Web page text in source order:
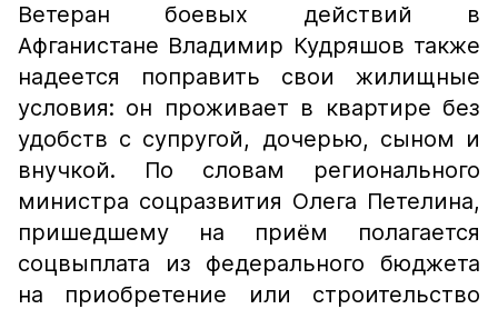
Ветеран боевых действий в
Афганистане Владимир Кудряшов также
надеется поправить свои жилищные
условия: он проживает в квартире без
удобств с супругой, дочерью, сыном и
внучкой. По словам регионального
министра соцразвития Олега Петелина,
пришедшему на приём полагается
соцвыплата из федерального бюджета
на приобретение или строительство